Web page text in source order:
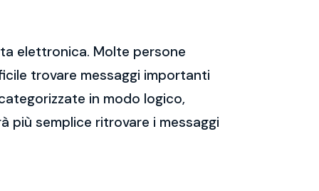
elettronica. Molte persone
trovare messaggi importanti
in modo logico,
più semplice ritrovare i messaggi